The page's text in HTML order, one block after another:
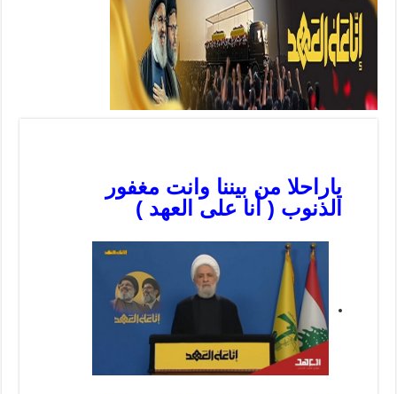
ياراحلا من بيننا وانت مغفور
الذنوب ( أنا على العهد )